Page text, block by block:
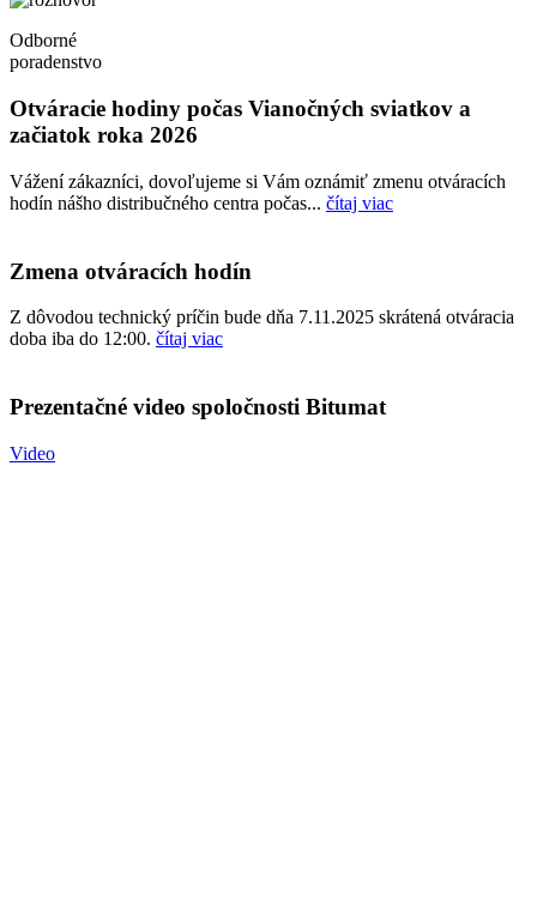
Odborné
poradenstvo
Otváracie hodiny počas Vianočných sviatkov a
začiatok roka 2026
Vážení zákazníci, dovoľujeme si Vám oznámiť zmenu otváracích
hodín nášho distribučného centra počas... čítaj viac
Zmena otváracích hodín
Z dôvodou technický príčin bude dňa 7.11.2025 skrátená otváracia
doba iba do 12:00. čítaj viac
Prezentačné video spoločnosti Bitumat
Video